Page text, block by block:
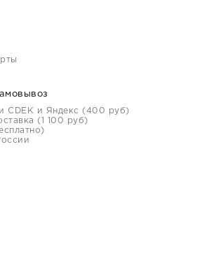
CDEK и Яндекс (400 руб)
(1 100 руб)